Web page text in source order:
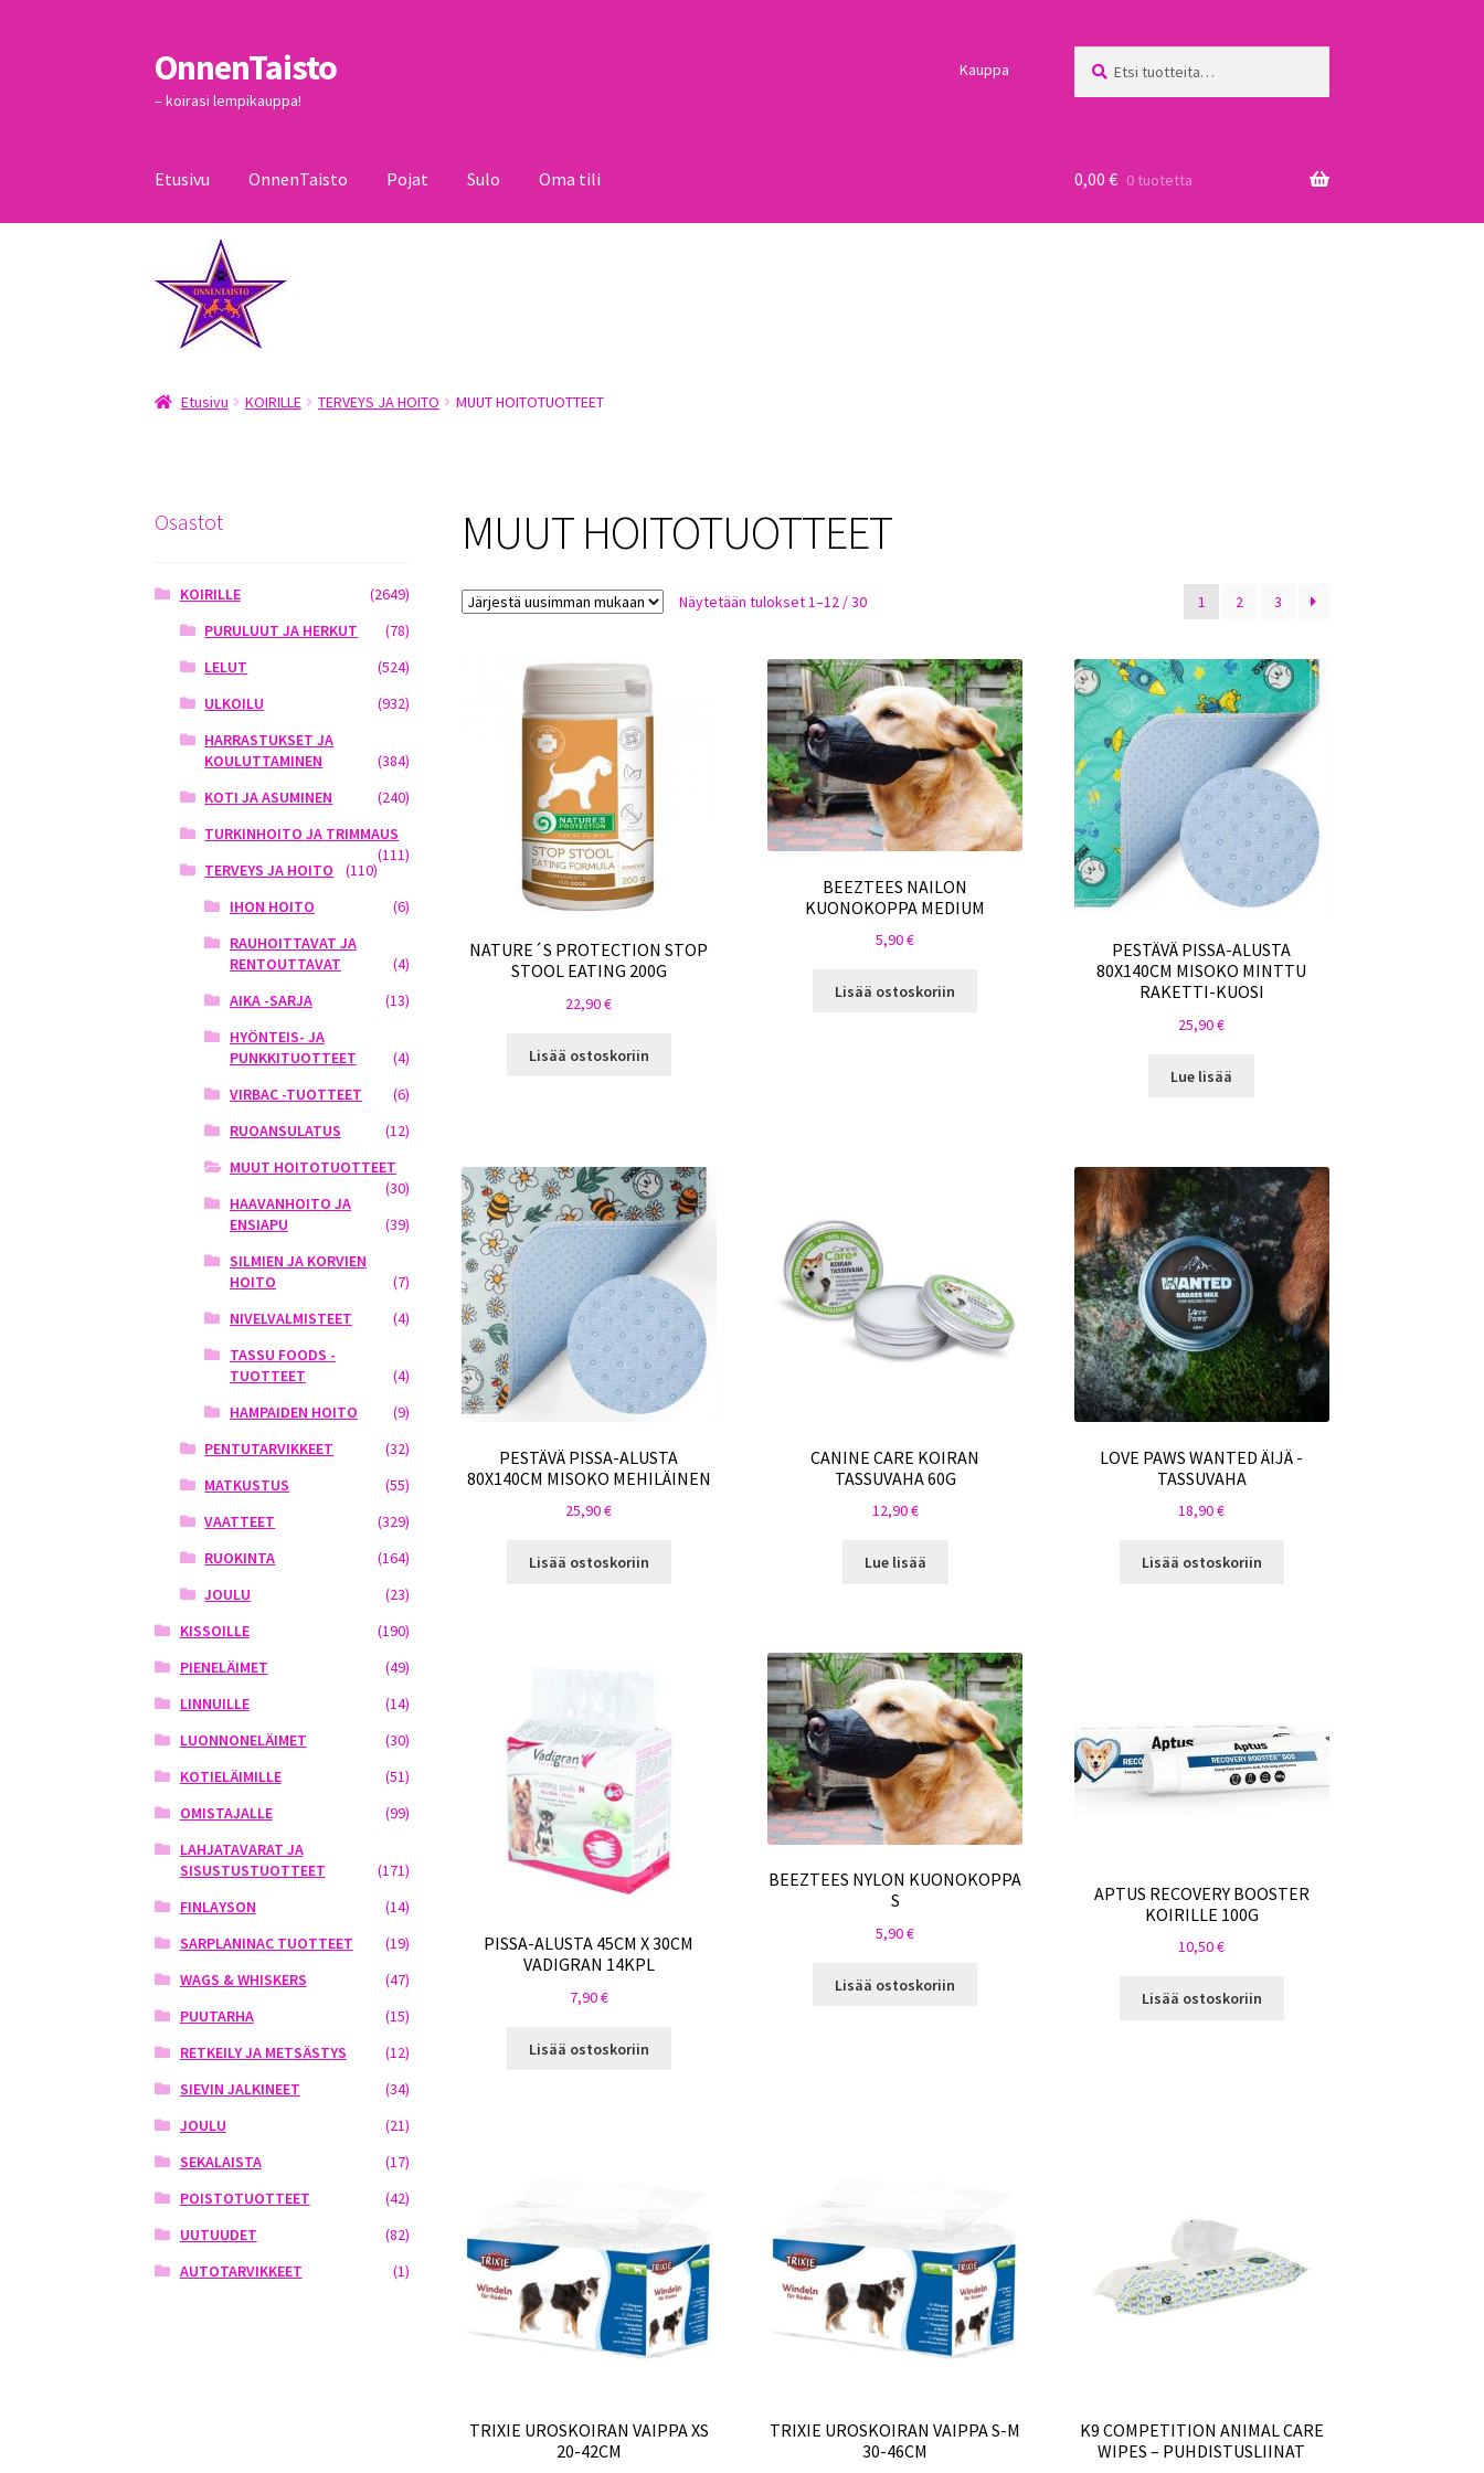
Siirry
navigointiin
Siirry
sisältöön
OnnenTaisto
– koirasi lempikauppa!
Kauppa
Etusivu OnnenTaisto Pojat Sulo Oma tili
Kassa
0,00 € 0 tuotetta
Etusivu KOIRILLE TERVEYS JA HOITO MUUT HOITOTUOTTEET
MUUT HOITOTUOTTEET
Näytetään tulokset 1–12 / 30Sorted
1 2 3
NATURE´S PROTECTION STOP
STOOL EATING 200G
22,90€
Lisää ostoskoriin
BEEZTEES NAILON
KUONOKOPPA MEDIUM
5,90€
Lisää ostoskoriin
PESTÄVÄ PISSA-ALUSTA
80X140CM MISOKO MINTTU
RAKETTI-KUOSI
25,90€
Lue lisää
PESTÄVÄ PISSA-ALUSTA
80X140CM MISOKO MEHILÄINEN
25,90€
Lisää ostoskoriin
CANINE CARE KOIRAN
TASSUVAHA 60G
12,90€
Lue lisää
LOVE PAWS WANTED ÄIJÄ -
TASSUVAHA
18,90€
Lisää ostoskoriin
PISSA-ALUSTA 45CM X 30CM
VADIGRAN 14KPL
7,90€
Lisää ostoskoriin
BEEZTEES NYLON KUONOKOPPA
S
5,90€
Lisää ostoskoriin
APTUS RECOVERY BOOSTER
KOIRILLE 100G
10,50€
Lisää ostoskoriin
TRIXIE UROSKOIRAN VAIPPA XS
20-42CM
TRIXIE UROSKOIRAN VAIPPA S-M
30-46CM
K9 COMPETITION ANIMAL CARE
WIPES – PUHDISTUSLIINAT
Osastot
KOIRILLE
(2649)
PURULUUT JA HERKUT
(78)
LELUT
(524)
ULKOILU
(932)
HARRASTUKSET JA
KOULUTTAMINEN
(384)
KOTI JA ASUMINEN
(240)
TURKINHOITO JA TRIMMAUS
(111)
TERVEYS JA HOITO
(110)
IHON HOITO
(6)
RAUHOITTAVAT JA
RENTOUTTAVAT
(4)
AIKA -SARJA
(13)
HYÖNTEIS- JA
PUNKKITUOTTEET
(4)
VIRBAC -TUOTTEET
(6)
RUOANSULATUS
(12)
MUUT HOITOTUOTTEET
(30)
HAAVANHOITO JA
ENSIAPU
(39)
SILMIEN JA KORVIEN
HOITO
(7)
NIVELVALMISTEET
(4)
TASSU FOODS -
TUOTTEET
(4)
HAMPAIDEN HOITO
(9)
PENTUTARVIKKEET
(32)
MATKUSTUS
(55)
VAATTEET
(329)
RUOKINTA
(164)
JOULU
(23)
KISSOILLE
(190)
PIENELÄIMET
(49)
LINNUILLE
(14)
LUONNONELÄIMET
(30)
KOTIELÄIMILLE
(51)
OMISTAJALLE
(99)
LAHJATAVARAT JA
SISUSTUSTUOTTEET
(171)
FINLAYSON
(14)
SARPLANINAC TUOTTEET
(19)
WAGS & WHISKERS
(47)
PUUTARHA
(15)
RETKEILY JA METSÄSTYS
(12)
SIEVIN JALKINEET
(34)
JOULU
(21)
SEKALAISTA
(17)
POISTOTUOTTEET
(42)
UUTUUDET
(82)
AUTOTARVIKKEET
(1)